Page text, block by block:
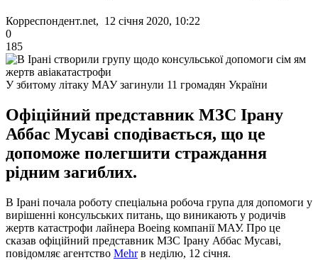
Корреспондент.net, 12 січня 2020, 10:22
0
185
У збитому літаку МАУ загинули 11 громадян України
Офіційний представник МЗС Ірану
Аббас Мусаві сподівається, що це
допоможе полегшити страждання
рідним загиблих.
В Ірані почала роботу спеціальна робоча група для допомоги у
вирішенні консульських питань, що виникають у родичів
жертв катастрофи лайнера Boeing компанії МАУ. Про це
сказав офіційний представник МЗС Ірану Аббас Мусаві,
повідомляє агентство Mehrв неділю, 12 січня.